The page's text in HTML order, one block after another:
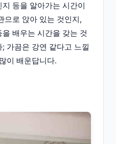
등을 알아가는 시간이
으로 앉아 있는 것인지,
배우는 시간을 갖는 것
가끔은 강연 같다고 느낄
이 배운답니다.